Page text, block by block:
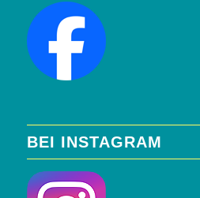
BEI INSTAGRAM